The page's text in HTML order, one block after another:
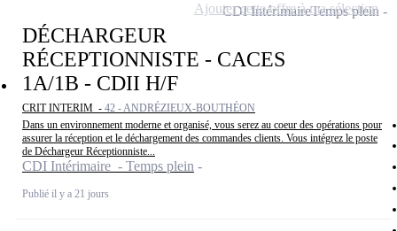
DÉCHARGEUR
RÉCEPTIONNISTE - CACES
1A/1B - CDII H/F
CRIT INTERIM - 42 - ANDRÉZIEUX-BOUTHÉON
Dans un environnement moderne et organisé, vous serez au coeur des opérations pour
assurer la réception et le déchargement des commandes clients. Vous intégrez le poste
de Déchargeur Réceptionniste...
CDI Intérimaire - Temps plein
Publié il y a 21 jours
CDI IntérimaireTemps plein
Ajouter cette offre à ma sélection